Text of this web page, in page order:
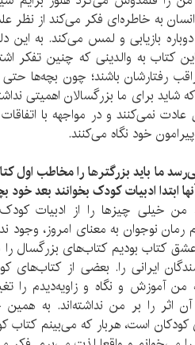
به خاطره‌ای فکر می‌کند از نظر
بازیابی و لمس می‌کند‌. به این
کتاب به والدینی که چنین تفکر
رفتارشان باشند؛ چون بچه‌ها
شاید برای ما بزرگسالان اهمیتی
عادت نمی‌کنند و در مواجهه با
خود نگاه می‌کنند.
ما باید بزرگترها را مخاطب اول
ابتدا ادبیات کودک بخوانند بعد خود
من خیلی چیزها را از ادبیات
رمان نوجوان به معنای امروز،
کتاب بودیم کتاب‌های بزرگسال
ایرانی را. بعضی از کتاب‌های
من آموزش و نگاه و زاویه‌‌دیدم را
آن اثر را بر من نداشته‌اند. به
کودکان است، هربار که می‌بینم